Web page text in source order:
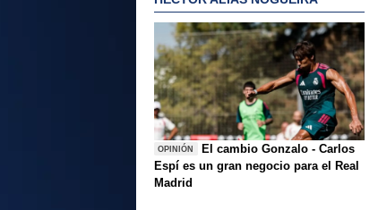
OPINIÓN
El cambio Gonzalo - Carlos
Espí es un gran negocio para el Real
Madrid